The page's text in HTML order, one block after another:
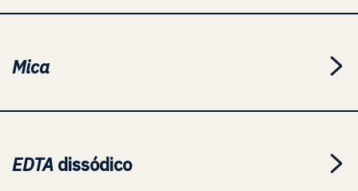
Mica
EDTA dissódico